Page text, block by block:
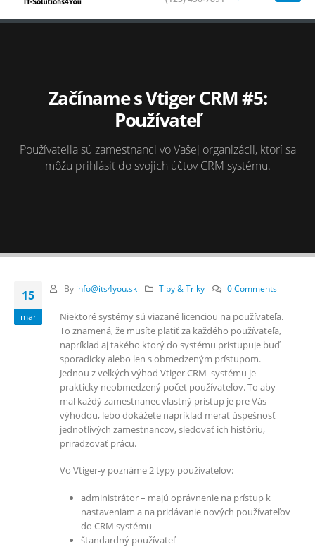
Začíname s Vtiger CRM #5:
Používateľ
Používatelia sú zamestnanci vo Vašej organizácii, ktorí sa
môžu prihlásiť do svojich účtov CRM systému.
15
mar
By info@its4you.sk Tipy & Triky 0 Comments
Niektoré systémy sú viazané licenciou na používateľa.
To znamená, že musíte platiť za každého používateľa,
napríklad aj takého ktorý do systému pristupuje buď
sporadicky alebo len s obmedzeným prístupom.
Jednou z veľkých výhod Vtiger CRM systému je
prakticky neobmedzený počet používateľov. To aby
mal každý zamestnanec vlastný prístup je pre Vás
výhodou, lebo dokážete napríklad merať úspešnosť
jednotlivých zamestnancov, sledovať ich históriu,
priradzovať prácu.
Vo Vtiger-y poznáme 2 typy používateľov:
administrátor – majú oprávnenie na prístup k
nastaveniam a na pridávanie nových používateľov
do CRM systému
štandardný používateľ